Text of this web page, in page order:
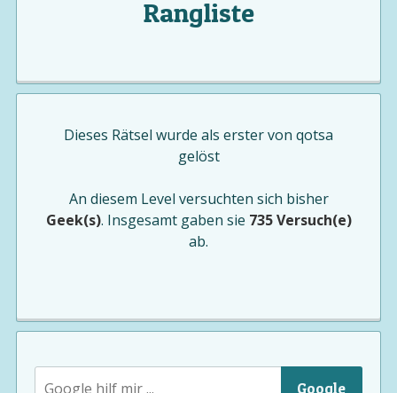
Rangliste
Dieses Rätsel wurde als erster von qotsa
gelöst
An diesem Level versuchten sich bisher
Geek(s). Insgesamt gaben sie 735 Versuch(e)
ab.
Google